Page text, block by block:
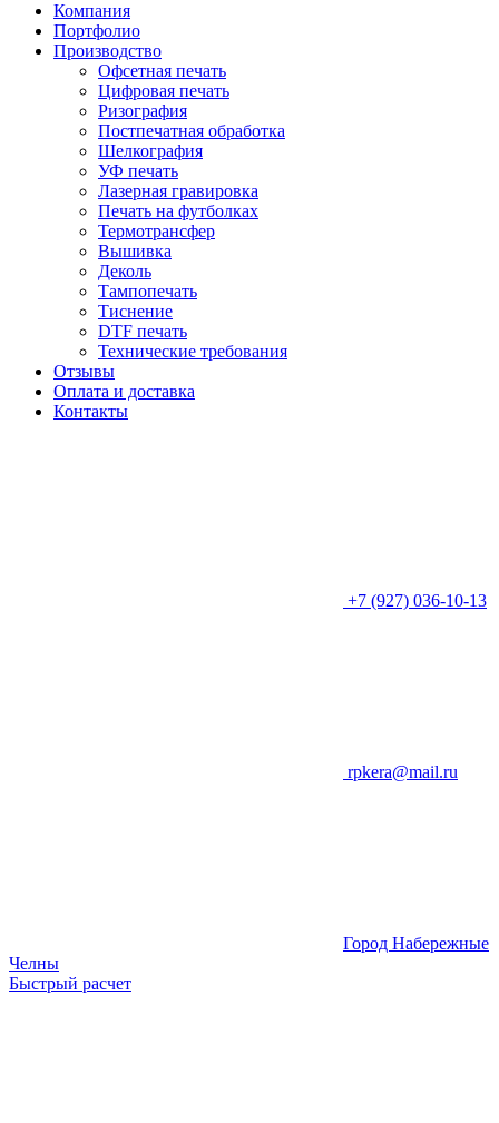
Компания
Портфолио
Производство
Офсетная печать
Цифровая печать
Ризография
Постпечатная обработка
Шелкография
УФ печать
Лазерная гравировка
Печать на футболках
Термотрансфер
Вышивка
Деколь
Тампопечать
Тиснение
DTF печать
Технические требования
Отзывы
Оплата и доставка
Контакты
+7 (927) 036-10-13
rpkera@mail.ru
Город Набережные
Челны
Быстрый расчет